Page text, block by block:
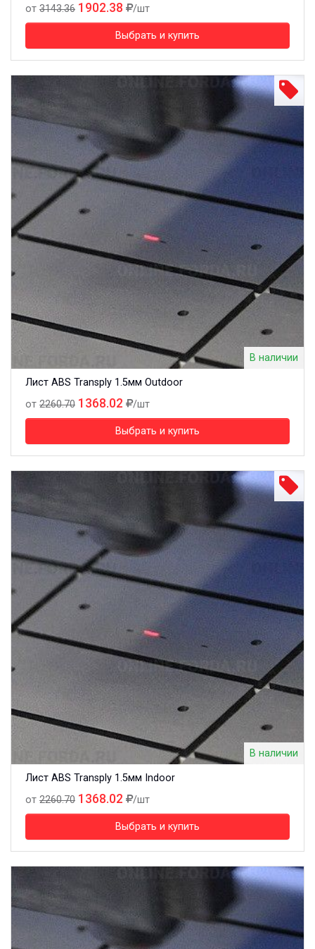
от 3143.36 1902.38 /шт
Выбрать и купить
В наличии
Лист ABS Transply 1.5мм Outdoor
от 2260.70 1368.02 /шт
Выбрать и купить
В наличии
Лист ABS Transply 1.5мм Indoor
от 2260.70 1368.02 /шт
Выбрать и купить